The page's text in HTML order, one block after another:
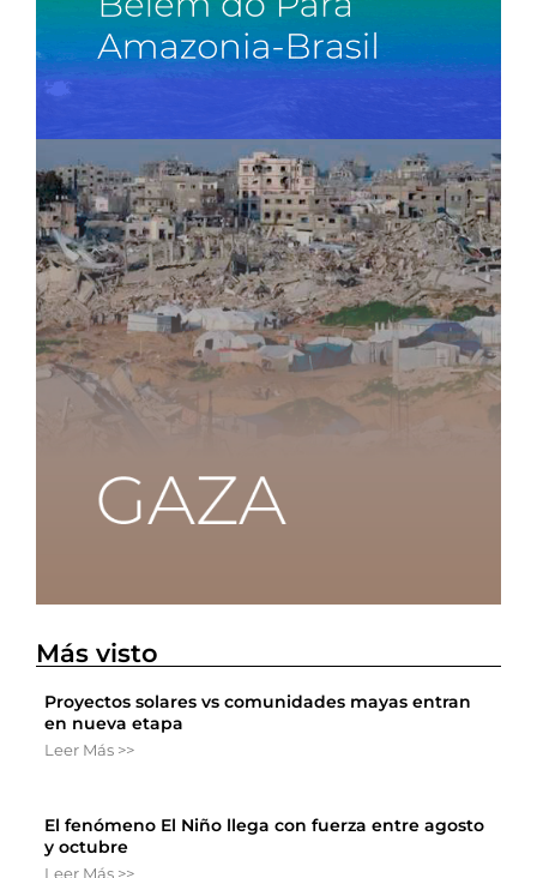
Más visto
Proyectos solares vs comunidades mayas entran
en nueva etapa
Leer Más >>
El fenómeno El Niño llega con fuerza entre agosto
y octubre
Leer Más >>